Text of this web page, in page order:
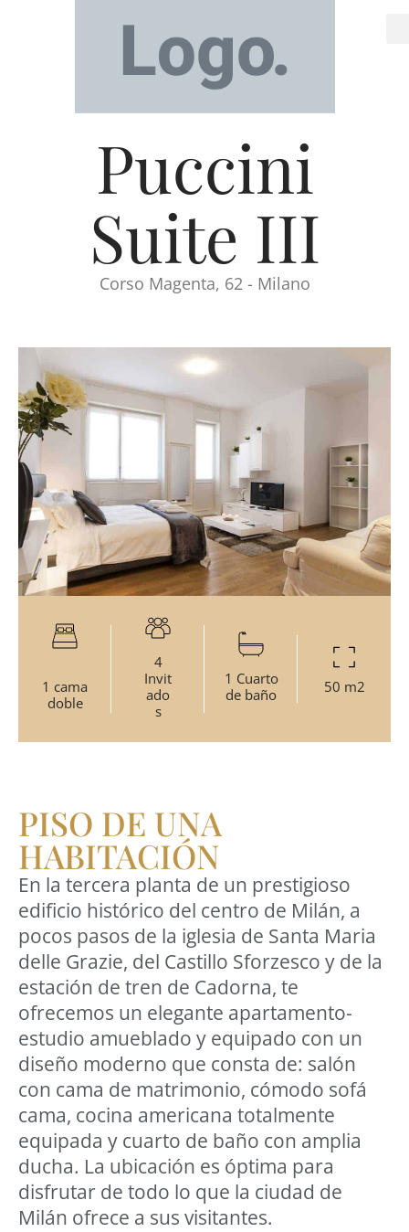
Puccini
Suite III
Corso Magenta, 62 - Milano
1 cama
doble
4
Invit
ado
s
1 Cuarto
de baño
50 m2
PISO DE UNA
HABITACIÓN
En la tercera planta de un prestigioso
edificio histórico del centro de Milán, a
pocos pasos de la iglesia de Santa Maria
delle Grazie, del Castillo Sforzesco y de la
estación de tren de Cadorna, te
ofrecemos un elegante apartamento-
estudio amueblado y equipado con un
diseño moderno que consta de: salón
con cama de matrimonio, cómodo sofá
cama, cocina americana totalmente
equipada y cuarto de baño con amplia
ducha. La ubicación es óptima para
disfrutar de todo lo que la ciudad de
Milán ofrece a sus visitantes.